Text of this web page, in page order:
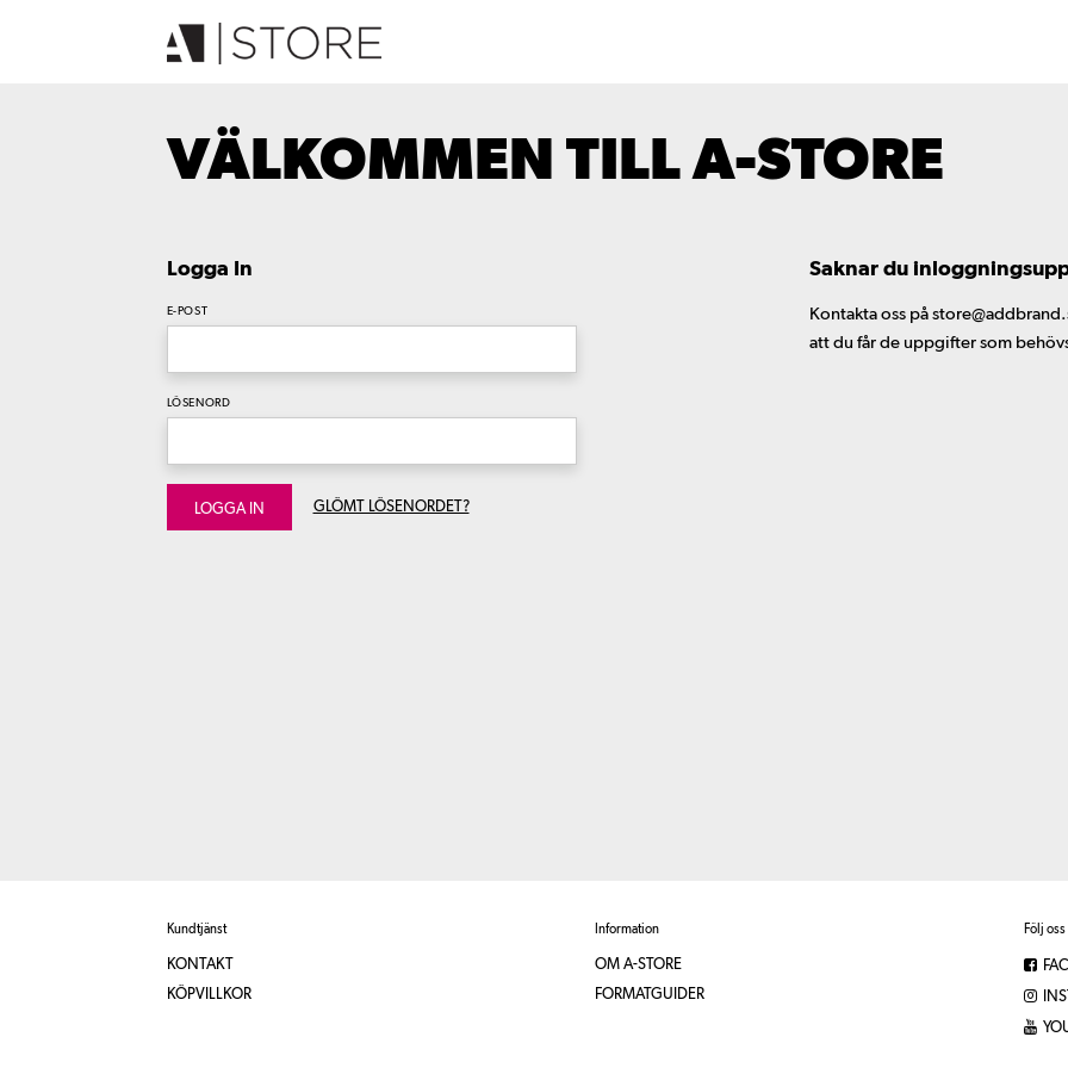
VÄLKOMMEN TILL A-STORE
Logga In
E-POST
LÖSENORD
LOGGA IN GLÖMT LÖSENORDET?
Saknar du
Kontakta oss på
att du får de uppgifter som
Kundtjänst
KONTAKT
KÖPVILLKOR
Information
OM A-STORE
FORMATGUIDER
Följ oss